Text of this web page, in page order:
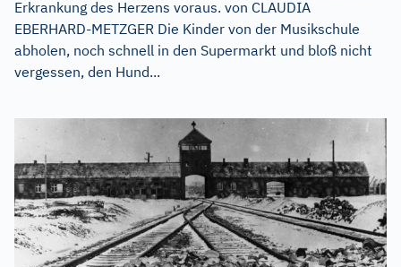
Erkrankung des Herzens voraus. von CLAUDIA
EBERHARD-METZGER Die Kinder von der Musikschule
abholen, noch schnell in den Supermarkt und bloß nicht
vergessen, den Hund...